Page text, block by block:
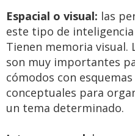
Espacial o visual: las
este tipo de
Tienen memoria visual.
son muy importantes
cómodos con
conceptuales para
un tema determinado.